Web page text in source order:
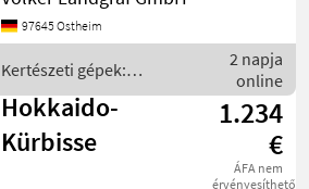
Neigungseinstellung der
Dammformvorrichtung,
Formungsbleche (für die
Bearbeitung von Dämmen
nac
97645 Ostheim
Kertészeti gépek:
zöldségtermesztés gépei /
Unia
2 napja
online
Hokkaido-
Kürbisse
1.234
€
ÁFA nem
érvényesíthető